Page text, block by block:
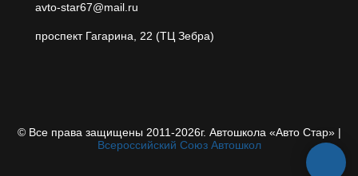
avto-star67@mail.ru
проспект Гагарина, 22 (ТЦ Зебра)
© Все права защищены 2011-2026г. Автошкола «Авто Стар» |
Всероссийский Союз Автошкол